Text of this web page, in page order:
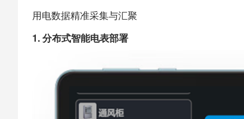
用电数据精准采集与汇聚
1. 分布式智能电表部署